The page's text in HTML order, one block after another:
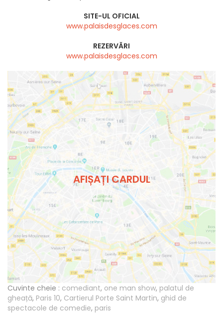
SITE-UL OFICIAL
www.palaisdesglaces.com
REZERVĂRI
www.palaisdesglaces.com
AFIȘAȚI CARDUL
Cuvinte cheie : comediant, one man show, palatul de
gheață, Paris 10, Cartierul Porte Saint Martin, ghid de
spectacole de comedie, paris